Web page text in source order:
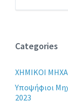
Categories
XHMIKOI
Yποψήφιοι
2023